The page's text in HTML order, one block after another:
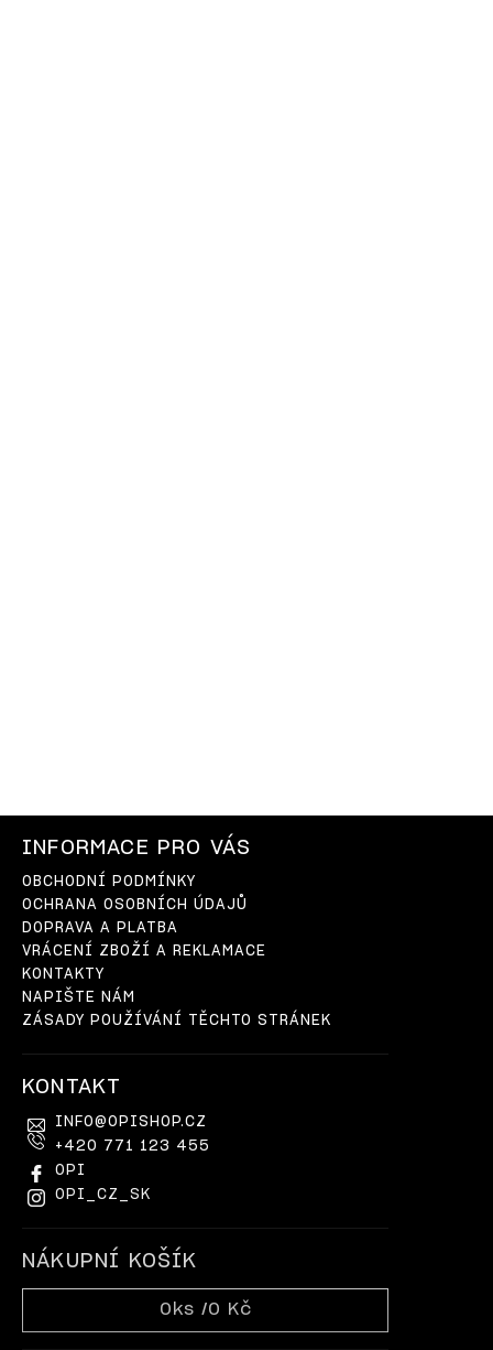
INFORMACE PRO VÁS
OBCHODNÍ PODMÍNKY
OCHRANA OSOBNÍCH ÚDAJŮ
DOPRAVA A PLATBA
VRÁCENÍ ZBOŽÍ A REKLAMACE
KONTAKTY
NAPIŠTE NÁM
ZÁSADY POUŽÍVÁNÍ TĚCHTO STRÁNEK
KONTAKT
INFO@OPISHOP.CZ
+420 771 123 455
OPI
OPI_CZ_SK
NÁKUPNÍ KOŠÍK
0 ks /0 Kč